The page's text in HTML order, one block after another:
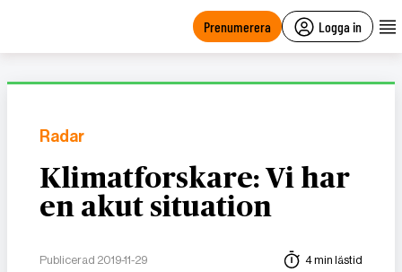
Prenumerera Logga in
Radar
Klimatforskare: Vi har
en akut situation
Publicerad 2019-11-29 4 min lästid